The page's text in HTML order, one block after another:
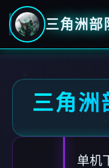
三角洲部
三角洲
单机